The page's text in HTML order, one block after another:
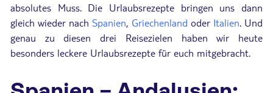
absolutes Muss. Die Urlaubsrezepte bringen uns dann
gleich wieder nachSpanien, Griechenland oder Italien. Und
genau zu diesen drei Reisezielen haben wir heute
besonders leckere Urlaubsrezepte für euch mitgebracht.